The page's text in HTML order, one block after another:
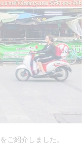
ご紹介しました。